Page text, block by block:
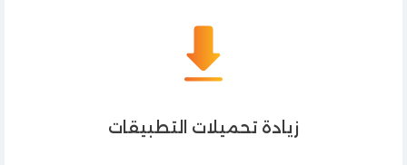
زيادة تحميلات التطبيقات